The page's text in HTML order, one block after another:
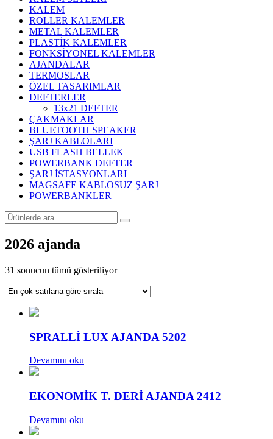
KALEM
ROLLER KALEMLER
METAL KALEMLER
PLASTİK KALEMLER
FONKSİYONEL KALEMLER
AJANDALAR
TERMOSLAR
ÖZEL TASARIMLAR
DEFTERLER
13x21 DEFTER
ÇAKMAKLAR
BLUETOOTH SPEAKER
ŞARJ KABLOLARI
USB FLASH BELLEK
POWERBANK DEFTER
ŞARJ İSTASYONLARI
MAGSAFE KABLOSUZ ŞARJ
POWERBANKLER
2026 ajanda
31 sonucun tümü gösteriliyorPopülerliğe
sıralandı
SPRALLİ LUX AJANDA 5202
Devamını oku
EKONOMİK T. DERİ AJANDA 2412
Devamını oku